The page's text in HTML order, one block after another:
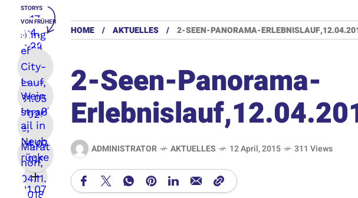
HOME AKTUELLES 2-SEEN-PANORAMA-
2-Seen-Panorama-
ADMINISTRATOR AKTUELLES 12 April, 2015 311 Views
STORYS
VON FRÜHER
;-)